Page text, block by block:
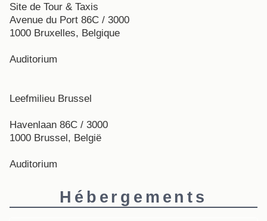
Site de Tour & Taxis
Avenue du Port 86C / 3000
1000 Bruxelles, Belgique
Auditorium
Leefmilieu Brussel
Havenlaan 86C / 3000
1000 Brussel, België
Auditorium
Hébergements